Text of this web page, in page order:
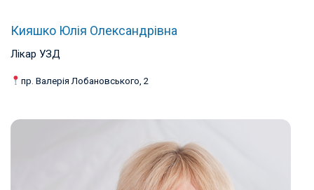
Кияшко Юлія Олександрівна
Лікар УЗД
пр. Валерія Лобановського, 2